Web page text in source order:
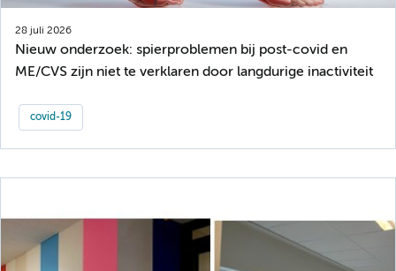
28 juli 2026
Nieuw onderzoek: spierproblemen bij post-covid en
ME/CVS zijn niet te verklaren door langdurige inactiviteit
covid-19